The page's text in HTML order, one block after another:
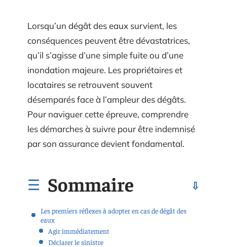
Lorsqu’un dégât des eaux survient, les
conséquences peuvent être dévastatrices,
qu’il s’agisse d’une simple fuite ou d’une
inondation majeure. Les propriétaires et
locataires se retrouvent souvent
désemparés face à l’ampleur des dégâts.
Pour naviguer cette épreuve, comprendre
les démarches à suivre pour être indemnisé
par son assurance devient fondamental.
Sommaire
Les premiers réflexes à adopter en cas de dégât des
eaux
Agir immédiatement
Déclarer le sinistre